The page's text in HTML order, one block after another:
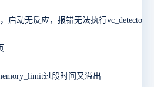
过段时间又溢出